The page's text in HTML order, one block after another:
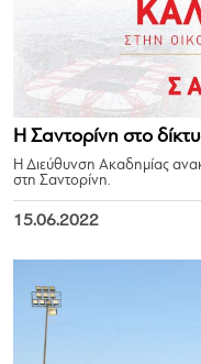
Η Σαντορίνη στο
Η Διεύθυνση Ακαδημίας
στη Σαντορίνη.
15.06.2022